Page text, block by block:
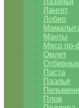
Лангет
Лобио
Манты
Мясо по-
Омлет
Паста
Паэлья
Пельмени
Плов